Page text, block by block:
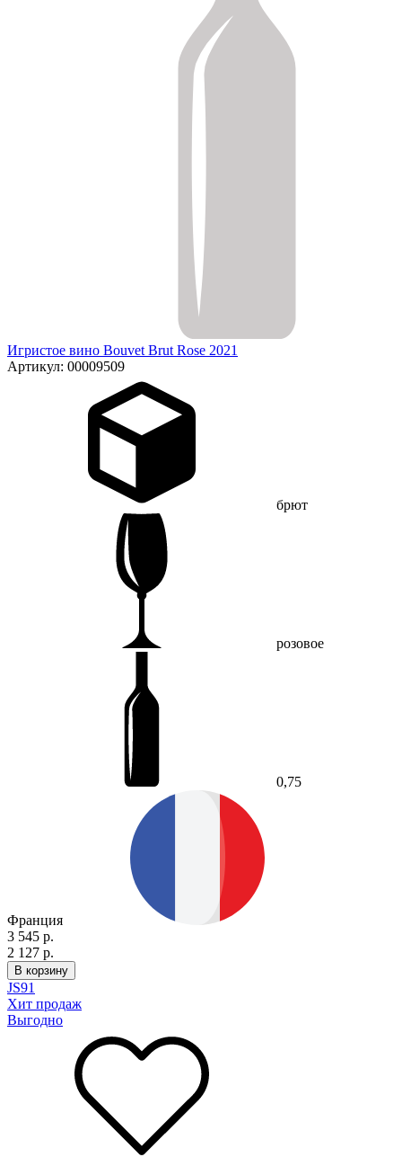
Игристое вино Bouvet Brut Rose 2021
Артикул: 00009509
брют
розовое
0,75
Франция
3 545 р.
2 127 р.
В корзину
JS91
Хит продаж
Выгодно